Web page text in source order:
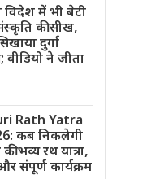
विदेश में भी बेटी
की सीख,
दुर्गा
वीडियो ने जीता
Rath Yatra
कब निकलेगी
भव्य रथ यात्रा,
संपूर्ण कार्यक्रम